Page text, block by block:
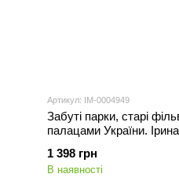
Артикул: IM-0004949
Забуті парки, старі
палацами України.
1 398 грн
В наявності